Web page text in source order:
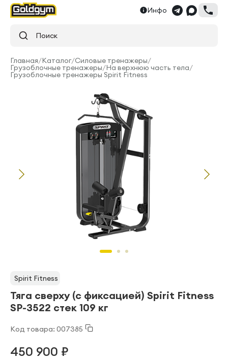
Инфо
Поиск
Главная/Каталог/Силовые тренажеры/
Грузоблочные тренажеры/На верхнюю часть тела/
Грузоблочные тренажеры Spirit Fitness
Spirit Fitness
Тяга сверху (с фиксацией) Spirit Fitness
SP-3522 стек 109 кг
Код товара: 007385
450 900 ₽